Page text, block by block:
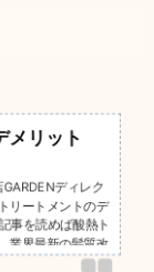
メリット
ディレク
リートメントのデ
事を読めば酸熱ト
業界最新の髪質改
もの？効果はある